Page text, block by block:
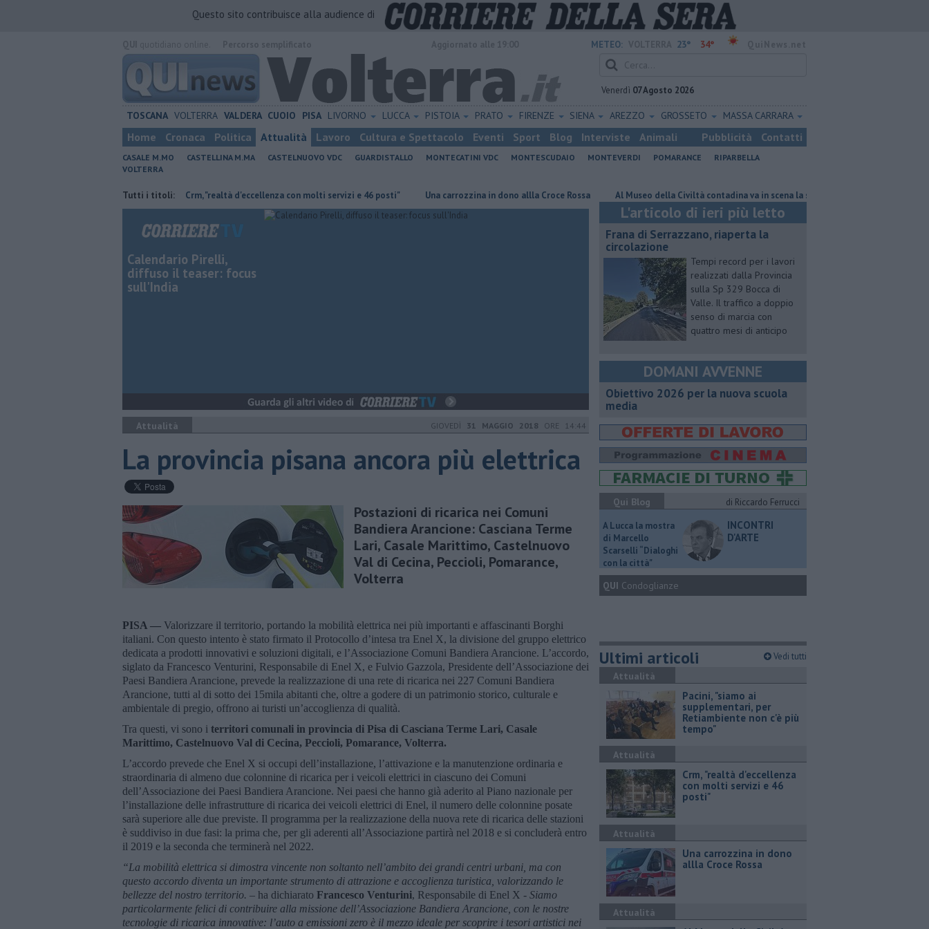
Questo sito contribuisce alla audience di
METEO: 23° 34°
Venerdì 07 Agosto 2026
TOSCANA VOLTERRA VALDERA CUOIO PISA LIVORNO LUCCA PISTOIA PRATO FIRENZE SIENA AREZZO GROSSETO MASSA CARRARA
Home Cronaca Politica Attualità Lavoro Cultura e Spettacolo Eventi Sport Blog Interviste Animali Pubblicità Contatti
CASALE M.MO CASTELLINA M.MA CASTELNUOVO VDC GUARDISTALLO MONTECATINI VDC MONTESCUDAIO MONTEVERDI POMARANCE
RIPARBELLA
VOLTERRA
Tutti i titoli:
Crm, "realtà d'eccellenza con molti servizi e 46 posti" Una carrozzina in dono allla Croce Rossa Al Museo della Civiltà contadina va in scena la storia
Calendario Pirelli,
diffuso il teaser: focus
sull'India
Attualità GIOVEDÌ 31 MAGGIO 2018 ORE 14:44
La provincia pisana ancora più elettrica
Postazioni di ricarica nei Comuni
Bandiera Arancione: Casciana Terme
Lari, Casale Marittimo, Castelnuovo
Val di Cecina, Peccioli, Pomarance,
Volterra
PISA — Valorizzare il territorio, portando la mobilità elettrica nei più importanti e affascinanti Borghi
italiani. Con questo intento è stato firmato il Protocollo d’intesa tra Enel X, la divisione del gruppo elettrico
dedicata a prodotti innovativi e soluzioni digitali, e l’Associazione Comuni Bandiera Arancione. L’accordo,
siglato da Francesco Venturini, Responsabile di Enel X, e Fulvio Gazzola, Presidente dell’Associazione dei
Paesi Bandiera Arancione, prevede la realizzazione di una rete di ricarica nei 227 Comuni Bandiera
Arancione, tutti al di sotto dei 15mila abitanti che, oltre a godere di un patrimonio storico, culturale e
ambientale di pregio, offrono ai turisti un’accoglienza di qualità.
Tra questi, vi sono i territori comunali in provincia di Pisa di Casciana Terme Lari, Casale
Marittimo, Castelnuovo Val di Cecina, Peccioli, Pomarance, Volterra.
L’accordo prevede che Enel X si occupi dell’installazione, l’attivazione e la manutenzione ordinaria e
straordinaria di almeno due colonnine di ricarica per i veicoli elettrici in ciascuno dei Comuni
dell’Associazione dei Paesi Bandiera Arancione. Nei paesi che hanno già aderito al Piano nazionale per
l’installazione delle infrastrutture di ricarica dei veicoli elettrici di Enel, il numero delle colonnine posate
sarà superiore alle due previste. Il programma per la realizzazione della nuova rete di ricarica delle stazioni
è suddiviso in due fasi: la prima che, per gli aderenti all’Associazione partirà nel 2018 e si concluderà entro
il 2019 e la seconda che terminerà nel 2022.
“La mobilità elettrica si dimostra vincente non soltanto nell’ambito dei grandi centri urbani, ma con
questo accordo diventa un importante strumento di attrazione e accoglienza turistica, valorizzando le
bellezze del nostro territorio. – ha dichiarato Francesco Venturini, Responsabile di Enel X - Siamo
particolarmente felici di contribuire alla missione dell’Associazione Bandiera Arancione, con le nostre
tecnologie di ricarica innovative: l’auto a emissioni zero è il mezzo ideale per scoprire i tesori artistici nei
L'articolo di ieri più letto
Frana di Serrazzano, riaperta la
circolazione
Tempi record per i lavori
realizzati dalla Provincia
sulla Sp 329 Bocca di
Valle. Il traffico a doppio
senso di marcia con
quattro mesi di anticipo
DOMANI AVVENNE
Obiettivo 2026 per la nuova scuola
media
Qui Blog
di Riccardo Ferrucci
A Lucca la mostra
di Marcello
Scarselli “Dialoghi
con la città"
INCONTRI
D'ARTE
QUI Condoglianze
Ultimi articoli Vedi tutti
Attualità
Pacini, "siamo ai
supplementari, per
Retiambiente non c'è più
tempo"
Attualità
Crm, "realtà d'eccellenza
con molti servizi e 46
posti"
Attualità
Una carrozzina in dono
allla Croce Rossa
Attualità